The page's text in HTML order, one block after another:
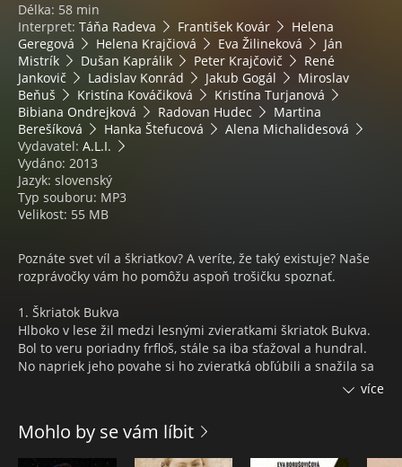
Délka: 58 min
Interpret: Táňa Radeva František Kovár
Helena
Geregová
Helena Krajčiová Eva Žilineková
Ján
Mistrík
Dušan Kaprálik Peter Krajčovič
René
Jankovič
Ladislav Konrád Jakub Gogál
Miroslav
Beňuš
Kristína Kováčiková
Kristína Turjanová
Bibiana Ondrejková
Radovan Hudec
Martina
Berešíková
Hanka Štefucová
Alena Michalidesová
Vydavatel: A.L.I.
Vydáno: 2013
Jazyk: slovenský
Typ souboru: MP3
Velikost: 55 MB
Poznáte svet víl a škriatkov? A veríte, že taký existuje? Naše
rozprávočky vám ho pomôžu aspoň trošičku spoznať.
1. Škriatok Bukva
Hlboko v lese žil medzi lesnými zvieratkami škriatok Bukva.
Bol to veru poriadny frfloš, stále sa iba sťažoval a hundral.
No napriek jeho povahe si ho zvieratká obľúbili a snažila sa
o dobré susedské vzťahy. Lenže keď sa v lese začali diať
Rozzuzlenie bude aj pre vás určiet prekvapujúce.
více
Mohlo by se vám líbit